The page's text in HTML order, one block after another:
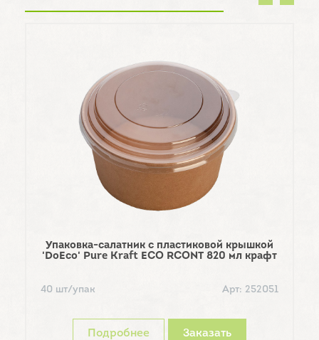
Упаковка-салатник с пластиковой крышкой
'DoEco' Pure Kraft ECO RCONT 820 мл крафт
40 шт/упак Арт: 252051
Подробнее Заказать